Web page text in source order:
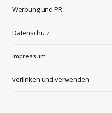
Werbung und PR
Datenschutz
Impressum
verlinken und verwenden